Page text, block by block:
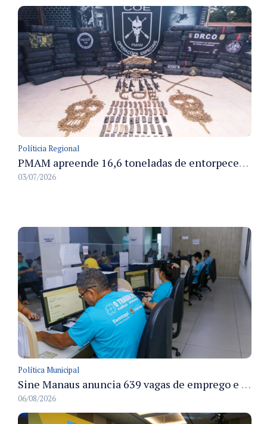
Políticia Regional
PMAM apreende 16,6 toneladas de entorpecentes e registra aumento nas prisões em flagrante e nas capturas de foragidos no primeiro semestre de 2026
03/07/2026
Política Municipal
Sine Manaus anuncia 639 vagas de emprego e atendimento presencial nesta sexta 7/8
06/08/2026